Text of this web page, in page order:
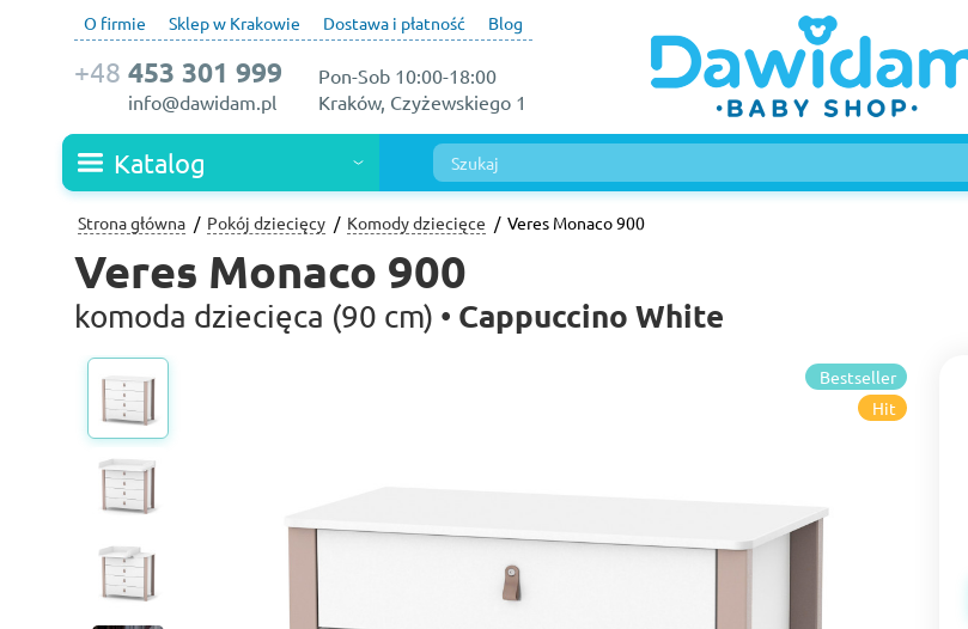
O firmie Sklep w Krakowie Dostawa i płatność Blog
Pon-Sob 10:00-18:00
Kraków, Czyżewskiego 1
+48 453 301 999
info@dawidam.pl
Katalog
Strona główna Pokój dziecięcy Komody dziecięce Veres Monaco 900
Veres Monaco 900
komoda dziecięca (90 cm) • Cappuccino White
Bestseller
Hit